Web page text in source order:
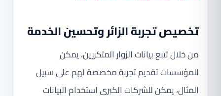
تخصيص تجربة الزائر وتحسين الخدمة
من خلال تتبع بيانات الزوار المتكررين، يمكن
للمؤسسات تقديم تجربة مخصصة لهم على سبيل
المثال، يمكن للشركات الكبرى استخدام البيانات